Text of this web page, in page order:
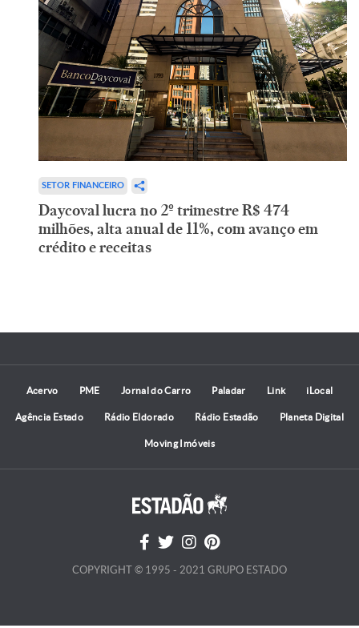
SETOR FINANCEIRO
Daycoval lucra no 2º trimestre R$ 474
milhões, alta anual de 11%, com avanço em
crédito e receitas
Acervo PME Jornal do Carro Paladar Link iLocal
Agência Estado Rádio Eldorado Rádio Estadão Planeta Digital
Moving Imóveis
COPYRIGHT © 1995 - 2021 GRUPO ESTADO